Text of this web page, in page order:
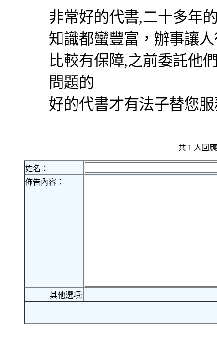
非常好的代書,二十多年
知識都蠻豐富，辦事讓
比較有保障,之前委託他
問題的
好的代書才有法子替您
共 1 人回
姓名：
佈告內容：
其他選項: